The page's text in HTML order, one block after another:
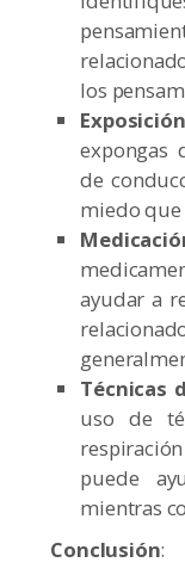
los
expongas
de
miedo que
ayudar a
Técnicas
uso de
puede
mientras
Conclusión: